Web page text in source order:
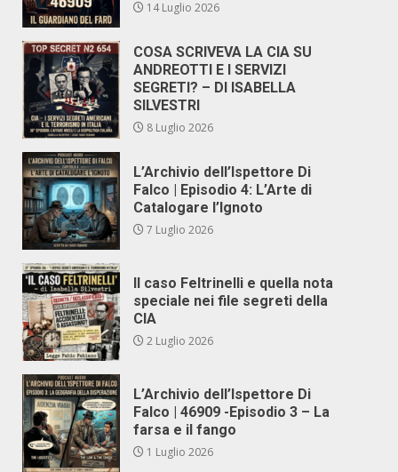
14 Luglio 2026
COSA SCRIVEVA LA CIA SU
ANDREOTTI E I SERVIZI
SEGRETI? – DI ISABELLA
SILVESTRI
8 Luglio 2026
L’Archivio dell’Ispettore Di
Falco | Episodio 4: L’Arte di
Catalogare l’Ignoto
7 Luglio 2026
Il caso Feltrinelli e quella nota
speciale nei file segreti della
CIA
2 Luglio 2026
L’Archivio dell’Ispettore Di
Falco | 46909 -Episodio 3 – La
farsa e il fango
1 Luglio 2026